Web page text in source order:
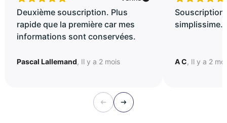
Deuxième souscription. Plus
rapide que la première car mes
informations sont conservées.
Pascal Lallemand, Il y a 2 mois
Souscription
A C, Il y a 2